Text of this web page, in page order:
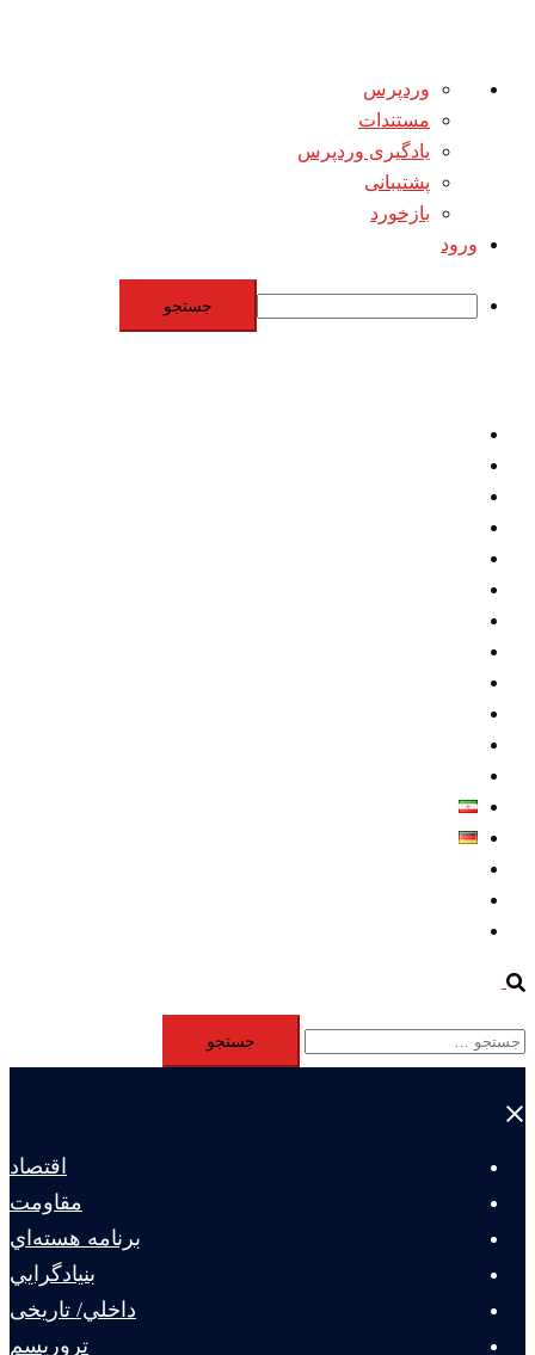
درباره
وردپرس
وردپرس
مستندات
یادگیری وردپرس
پشتیبانی
بازخورد
ورود
جستجو
Search
جستجو
برای:
Close
اقتصاد
مقاومت
برنامه هسته‌اي
بنيادگرايي
داخلي/ تاریخی
تروريسم